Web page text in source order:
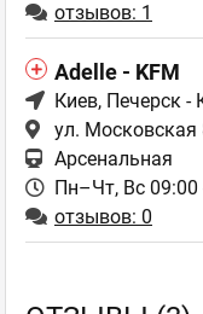
отзывов: 1
Adelle - KFM
Киев, Печерск -
ул. Московская
Арсенальная
Пн–Чт, Вс 09:00
отзывов: 0